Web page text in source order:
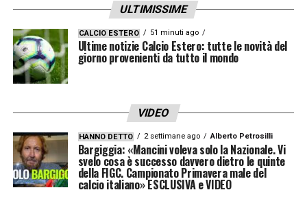
ULTIMISSIME
CALCIO ESTERO 51 minuti ago
Ultime notizie Calcio Estero: tutte le novità del
giorno provenienti da tutto il mondo
VIDEO
HANNO DETTO 2 settimane ago Alberto Petrosilli
Bargiggia: «Mancini voleva solo la Nazionale. Vi
svelo cosa è successo davvero dietro le quinte
della FIGC. Campionato Primavera male del
calcio italiano» ESCLUSIVA e VIDEO